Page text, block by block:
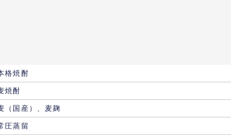
格焼酎
焼酎
（国産）、麦麹
圧蒸留